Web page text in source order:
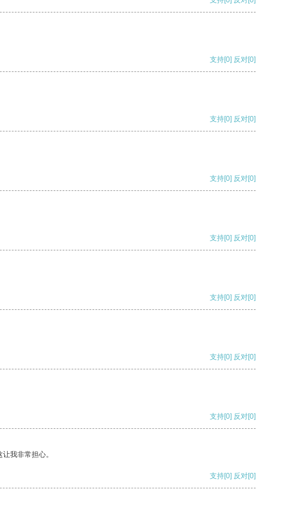
支持[0] 反对[0]
支持[0] 反对[0]
支持[0] 反对[0]
支持[0] 反对[0]
支持[0] 反对[0]
支持[0] 反对[0]
支持[0] 反对[0]
我非常担心。
支持[0] 反对[0]